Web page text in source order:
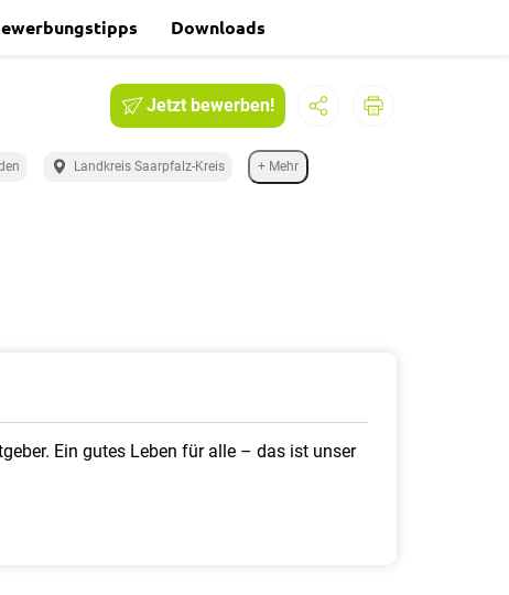
Downloads
Jetzt bewerben!
Landkreis Saarpfalz-Kreis + Mehr
Ein gutes Leben für alle – das ist unser